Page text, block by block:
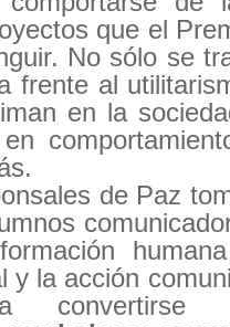
que el
No sólo se
frente al
en la
de Paz
y la acción